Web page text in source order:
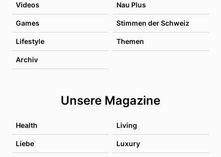
Videos Nau Plus
Games Stimmen der Schweiz
Lifestyle Themen
Archiv
Unsere Magazine
Health Living
Liebe Luxury